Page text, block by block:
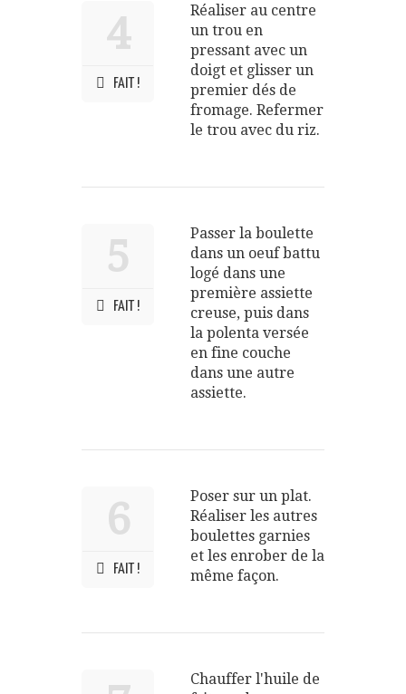
4
FAIT !
Réaliser au centre
un trou en
pressant avec un
doigt et glisser un
premier dés de
fromage. Refermer
le trou avec du riz.
5
FAIT !
Passer la boulette
dans un oeuf battu
logé dans une
première assiette
creuse, puis dans
la polenta versée
en fine couche
dans une autre
assiette.
6
FAIT !
Poser sur un plat.
Réaliser les autres
boulettes garnies
et les enrober de la
même façon.
Chauffer l'huile de